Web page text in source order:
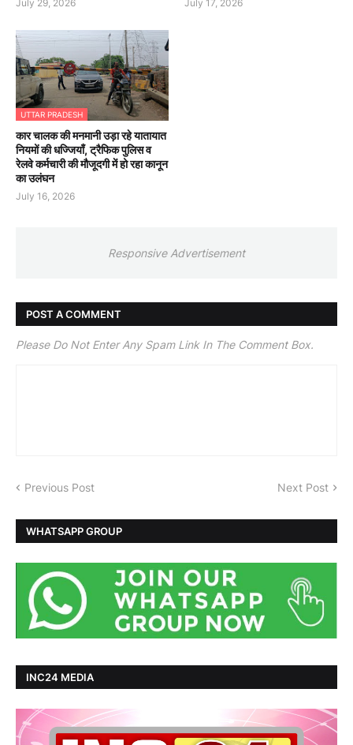
July 29, 2026 July 17, 2026
UTTAR PRADESH
कार चालक की मनमानी उड़ा रहे यातायात
नियमों की धज्जियाँ, ट्रैफिक पुलिस व
रेलवे कर्मचारी की मौजूदगी में हो रहा कानून
का उलंघन
July 16, 2026
Responsive Advertisement
POST A COMMENT
Please Do Not Enter Any Spam Link In The Comment Box.
Previous Post Next Post
WHATSAPP GROUP
INC24 MEDIA